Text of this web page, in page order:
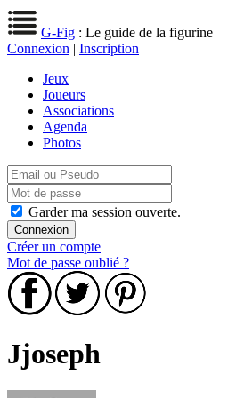
G-Fig : Le guide de la figurine
Connexion | Inscription
Jeux
Joueurs
Associations
Agenda
Photos
Garder ma session ouverte.
Créer un compte
Mot de passe oublié ?
Jjoseph